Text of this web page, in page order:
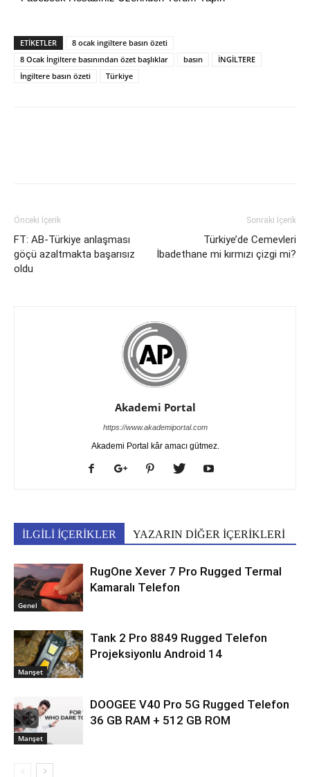
ETİKETLER
8 ocak ingiltere basın özeti
8 Ocak İngiltere basınından özet başlıklar
basın
İNGİLTERE
İngiltere basın özeti
Türkiye
Önceki İçerik
FT: AB-Türkiye anlaşması
göçü azaltmakta başarısız
oldu
Sonraki İçerik
Türkiye’de Cemevleri
İbadethane mi kırmızı çizgi mi?
Akademi Portal
https://www.akademiportal.com
Akademi Portal kâr amacı gütmez.
İLGİLİ İÇERİKLER YAZARIN DİĞER İÇERİKLERİ
Genel
RugOne Xever 7 Pro Rugged Termal
Kamaralı Telefon
Manşet
Tank 2 Pro 8849 Rugged Telefon
Projeksiyonlu Android 14
Manşet
DOOGEE V40 Pro 5G Rugged Telefon
36 GB RAM + 512 GB ROM